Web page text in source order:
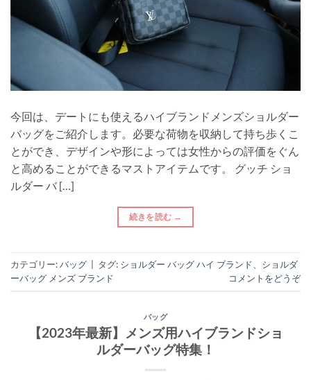
今回は、デートにも使えるハイブランドメンズショルダー
バッグをご紹介します。必要な荷物を収納して持ち歩くこ
とができ、デザインや形によっては女性からの評価をぐん
と高めることができるマストアイテムです。 グッチ ショ
ルダー バ […]
続きを読む →
カテゴリー:バッグ タグ: ショルダー バッグ ハイ ブランド、 ショルダ
ーバッグ メンズ ブランド
コメントをどうぞ
バッグ
【2023年最新】メンズ用ハイブランドショ
ルダーバッグ特集！